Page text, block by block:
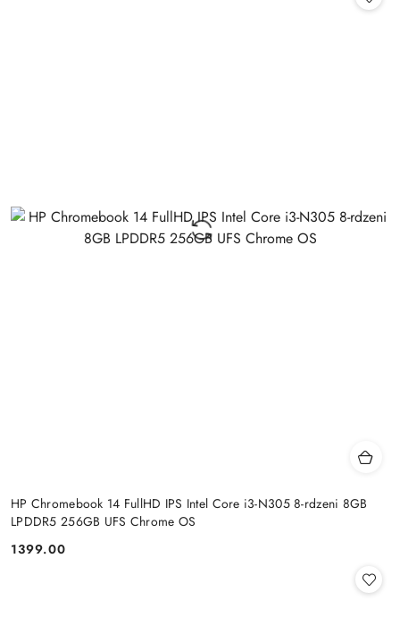
HP Chromebook 14 FullHD IPS Intel Core i3-N305 8-rdzeni 8GB
LPDDR5 256GB UFS Chrome OS
Cena:
1399.00